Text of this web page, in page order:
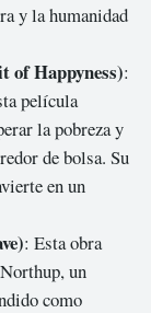
y la humanidad
of Happyness):
película
la pobreza y
de bolsa. Su
en un
: Esta obra
un
como